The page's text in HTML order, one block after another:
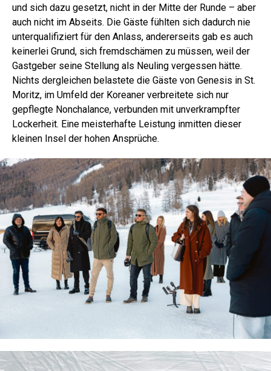
und sich dazu gesetzt, nicht in der Mitte der Runde – aber
auch nicht im Abseits. Die Gäste fühlten sich dadurch nie
unterqualifiziert für den Anlass, andererseits gab es auch
keinerlei Grund, sich fremdschämen zu müssen, weil der
Gastgeber seine Stellung als Neuling vergessen hätte.
Nichts dergleichen belastete die Gäste von Genesis in St.
Moritz, im Umfeld der Koreaner verbreitete sich nur
gepflegte Nonchalance, verbunden mit unverkrampfter
Lockerheit. Eine meisterhafte Leistung inmitten dieser
kleinen Insel der hohen Ansprüche.